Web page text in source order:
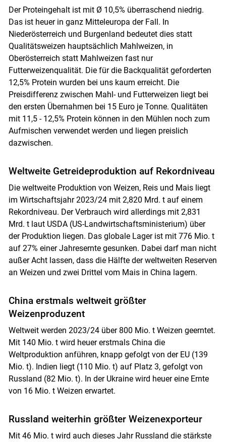
Der Proteingehalt ist mit Ø 10,5% überraschend niedrig.
Das ist heuer in ganz Mitteleuropa der Fall. In
Niederösterreich und Burgenland bedeutet dies statt
Qualitätsweizen hauptsächlich Mahlweizen, in
Oberösterreich statt Mahlweizen fast nur
Futterweizenqualität. Die für die Backqualität geforderten
12,5% Protein wurden bei uns kaum erreicht. Die
Preisdifferenz zwischen Mahl- und Futterweizen liegt bei
den ersten Übernahmen bei 15 Euro je Tonne. Qualitäten
mit 11,5 - 12,5% Protein können in den Mühlen noch zum
Aufmischen verwendet werden und liegen preislich
dazwischen.
Weltweite Getreideproduktion auf Rekordniveau
Die weltweite Produktion von Weizen, Reis und Mais liegt
im Wirtschaftsjahr 2023/24 mit 2,820 Mrd. t auf einem
Rekordniveau. Der Verbrauch wird allerdings mit 2,831
Mrd. t laut USDA (US-Landwirtschaftsministerium) über
der Produktion liegen. Das globale Lager ist mit 776 Mio. t
auf 27% einer Jahresernte gesunken. Dabei darf man nicht
außer Acht lassen, dass die Hälfte der weltweiten Reserven
an Weizen und zwei Drittel vom Mais in China lagern.
China erstmals weltweit größter
Weizenproduzent
Weltweit werden 2023/24 über 800 Mio. t Weizen geerntet.
Mit 140 Mio. t wird heuer erstmals China die
Weltproduktion anführen, knapp gefolgt von der EU (139
Mio. t). Indien liegt (110 Mio. t) auf Platz 3, gefolgt von
Russland (82 Mio. t). In der Ukraine wird heuer eine Ernte
von 16 Mio. t Weizen erwartet.
Russland weiterhin größter Weizenexporteur
Mit 46 Mio. t wird auch dieses Jahr Russland die stärkste